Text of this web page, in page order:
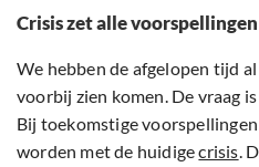
Crisis zet alle
We hebben de afgelopen tijd
voorbij zien komen. De vraag
Bij toekomstige
worden met de huidigecrisis.